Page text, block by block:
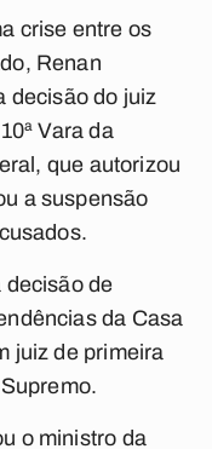
crise entre os
Renan
decisão do juiz
Vara da
que autorizou
a suspensão
decisão de
da Casa
juiz de primeira
o ministro da